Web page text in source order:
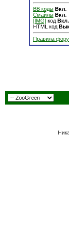
BB коды Вкл.
Смайлы Вкл.
[IMG] код Вкл.
HTML код
Правила